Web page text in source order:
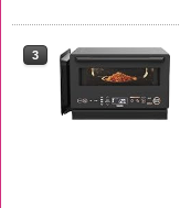
4
3